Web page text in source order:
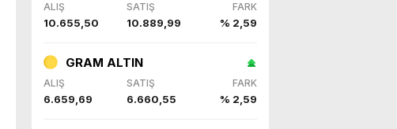
ALIŞ SATIŞ FARK
10.655,50 10.889,99 % 2,59
GRAM ALTIN
ALIŞ SATIŞ FARK
6.659,69 6.660,55 % 2,59